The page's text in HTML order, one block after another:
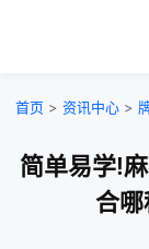
首页 > 资讯中心 >
简单易学!
合